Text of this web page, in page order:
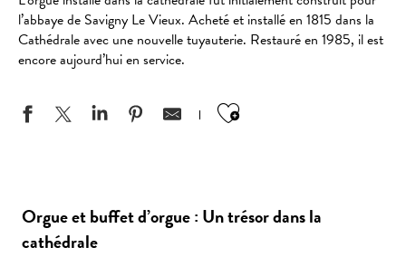
l’abbaye de Savigny Le Vieux. Acheté et installé en 1815 dans la
Cathédrale avec une nouvelle tuyauterie. Restauré en 1985, il est
encore aujourd’hui en service.
Ajouter aux
Orgue et buffet d’orgue : Un trésor dans la
cathédrale